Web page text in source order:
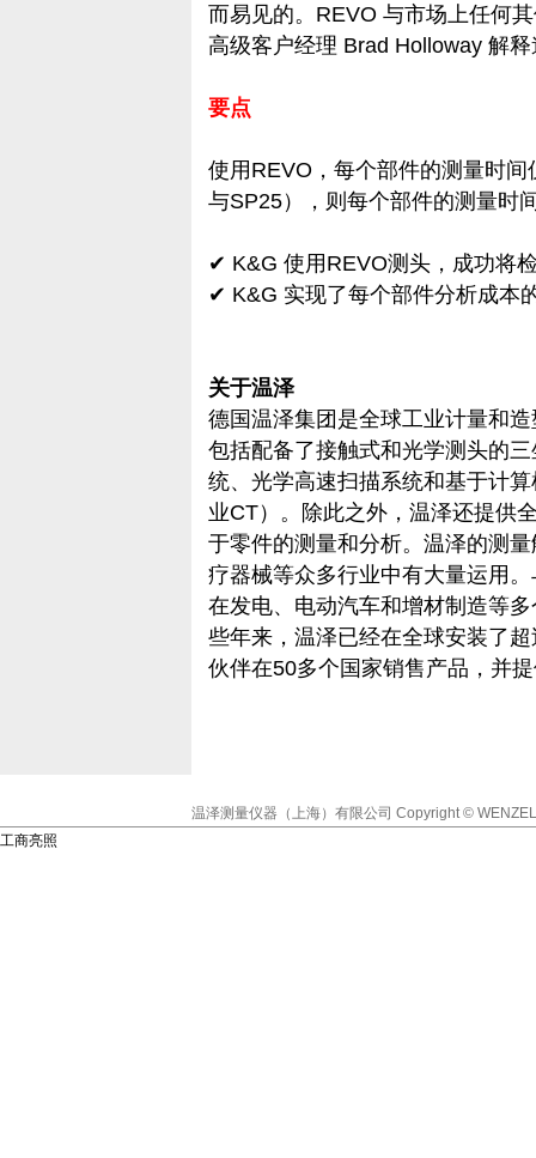
而易见的。REVO 与市场上任何
高级客户经理 Brad Holloway 解释
要点
使用REVO，每个部件的测量时
与SP25），则每个部件的测量时
✔ K&G 使用REVO测头，成功将
✔ K&G 实现了每个部件分析成本
关于温泽
德国温泽集团是全球工业计量和
包括配备了接触式和光学测头的
统、光学高速扫描系统和基于计
业CT）。除此之外，温泽还提供
于零件的测量和分析。温泽的测
疗器械等众多行业中有大量运用
在发电、电动汽车和增材制造等
些年来，温泽已经在全球安装了
伙伴在50多个国家销售产品，并
温泽测量仪器（上海）有限公司 Copyright ©
工商亮照